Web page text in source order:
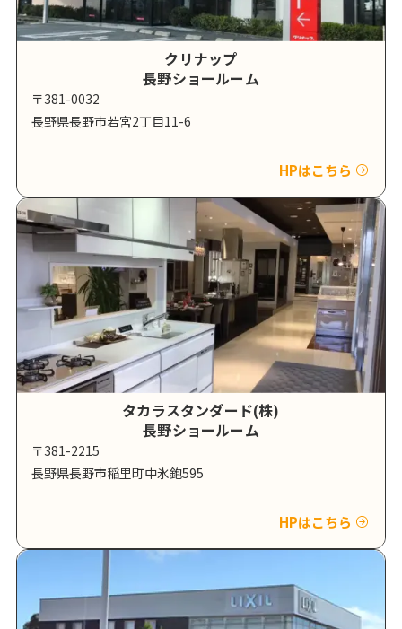
クリナップ
長野ショールーム
〒381-0032
長野県長野市若宮2丁目11-6
HPはこちら
タカラスタンダード(株)
長野ショールーム
〒381-2215
長野県長野市稲里町中氷鉋595
HPはこちら